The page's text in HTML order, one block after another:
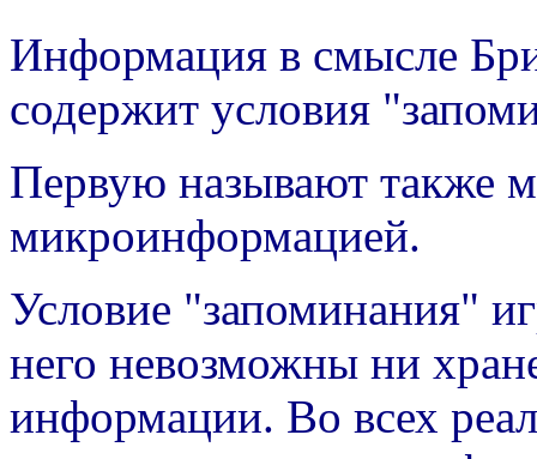
Информация в смысле
содержит условия
Первую называют также
микроинформацией.
Условие "запоминания"
него невозможны ни
информации. Во всех